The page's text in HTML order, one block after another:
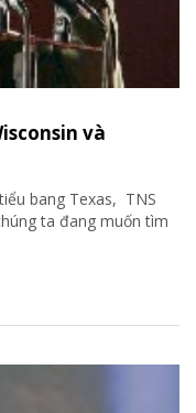
và
bang Texas, TNS
ta đang muốn tìm